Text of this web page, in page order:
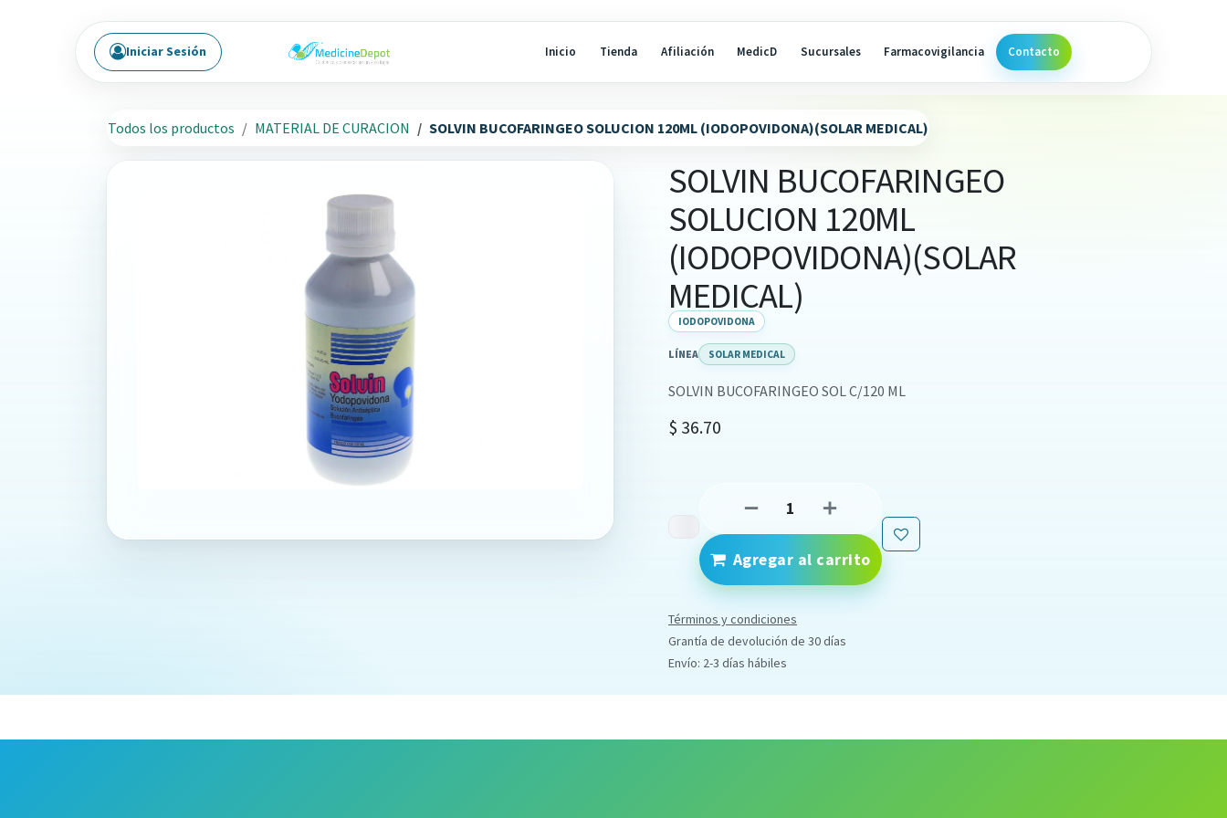
Inicio Tienda Afiliación MedicD Sucursales Farmacovigilancia Contacto
Iniciar Sesión
Todos los productos MATERIAL DE CURACION SOLVIN BUCOFARINGEO SOLUCION 120ML (IODOPOVIDONA)(SOLAR MEDICAL)
SOLVIN BUCOFARINGEO
SOLUCION 120ML
(IODOPOVIDONA)(SOLAR
MEDICAL)
IODOPOVIDONA
LÍNEA SOLAR MEDICAL
SOLVIN BUCOFARINGEO SOL C/120 ML
$ 36.70
Agregar al carrito
Términos y condiciones
Grantía de devolución de 30 días
Envío: 2-3 días hábiles